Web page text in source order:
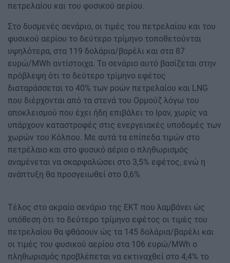
πετρελαίου και του φυσικού αερίου.
Στο δυσμενές σενάριο, οι τιμές του πετρελαίου και του
φυσικού αερίου το δεύτερο τρίμηνο τοποθετούνται
υψηλότερα, στα 119 δολάρια/βαρέλι και στα 87
ευρώ/MWh αντίστοιχα. Το σενάριο αυτό βασίζεται στην
πρόβλεψη ότι το δεύτερο τρίμηνο εφέτος
διαταράσσεται το 40% των ροών πετρελαίου και LNG
που διέρχονται από τα στενά του Ορμούζ λόγω του
αποκλεισμού που έχει ήδη επιβάλει το Ιραν, χωρίς να
υπάρχουν καταστροφές στις ενεργειακές υποδομές των
χωρών του Κόλπου. Με αυτά τα επίπεδα τιμών στο
πετρέλαιο και στο φυσικό αέριο ο πληθωρισμός
αναμένεται να σκαρφαλώσει στο 3,5% εφέτος, ενώ η
ανάπτυξη θα προσγειωθεί στο 0,6%
Τέλος στο ακραίο σενάριο της ΕΚΤ που λαμβάνει ώς
υπόθεση ότι το δεύτερο τρίμηνο εφέτος οι τιμές του
πετρελαίου θα φθάσουν ώς τα 145 δολάρια/βαρέλι και
οι τιμές του φυσικού αερίου στα 106 ευρώ/MWh o
πληθωρισμός προβλέπεται να εκτιναχθεί στο 4,4% το